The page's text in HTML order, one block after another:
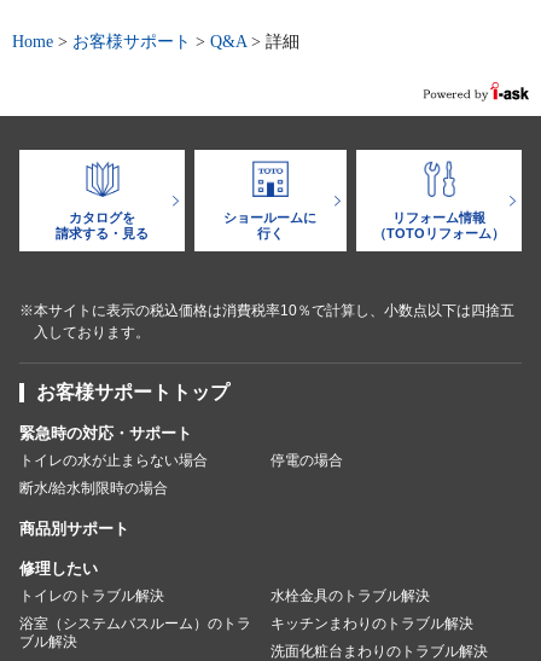
Home > お客様サポート > Q&A > 詳細
カタログを
請求する・見る
ショールームに
行く
リフォーム情報
（TOTOリフォーム）
※本サイトに表示の税込価格は消費税率10％で計算し、小数点以下は四捨五
入しております。
お客様サポートトップ
緊急時の対応・サポート
トイレの水が止まらない場合
停電の場合
断水/給水制限時の場合
商品別サポート
修理したい
トイレのトラブル解決
水栓金具のトラブル解決
浴室（システムバスルーム）のトラ
ブル解決
キッチンまわりのトラブル解決
洗面化粧台まわりのトラブル解決